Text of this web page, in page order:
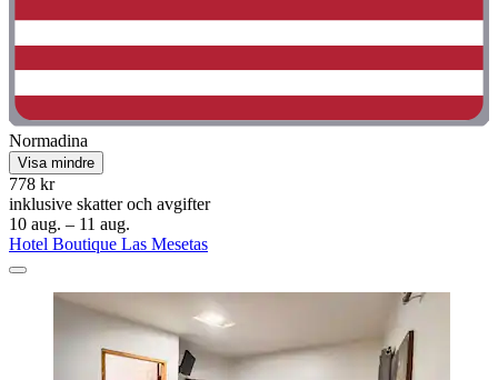
Normadina
Visa mindre
778 kr
inklusive skatter och avgifter
10 aug. – 11 aug.
Hotel Boutique Las Mesetas